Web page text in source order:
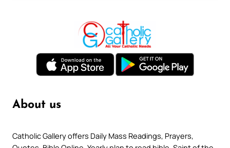
About us
Catholic Gallery offers Daily Mass Readings, Prayers,